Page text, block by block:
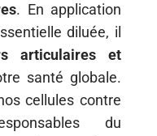
. En application
diluée, il
articulaires et
santé globale.
cellules contre
du